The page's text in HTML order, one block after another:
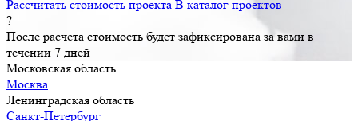
Рассчитать стоимость проекта В каталог проектов
?
После расчета стоимость будет зафиксирована за вами в
течении 7 дней
Московская область
Москва
Ленинградская область
Санкт-Петербург